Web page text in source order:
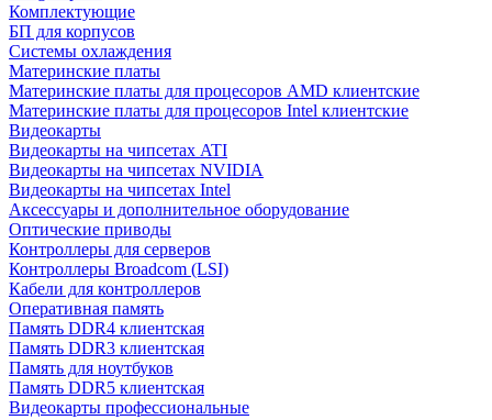
Комплектующие
БП для корпусов
Системы охлаждения
Материнские платы
Материнские платы для процесоров AMD клиентские
Материнские платы для процесоров Intel клиентские
Видеокарты
Видеокарты на чипсетах ATI
Видеокарты на чипсетах NVIDIA
Видеокарты на чипсетах Intel
Аксессуары и дополнительное оборудование
Оптические приводы
Контроллеры для серверов
Контроллеры Broadcom (LSI)
Кабели для контроллеров
Оперативная память
Память DDR4 клиентская
Память DDR3 клиентская
Память для ноутбуков
Память DDR5 клиентская
Видеокарты профессиональные